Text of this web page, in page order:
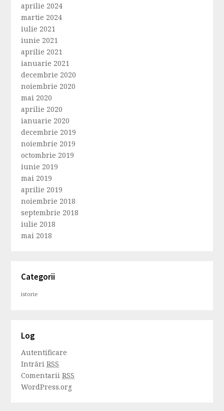
aprilie 2024
martie 2024
iulie 2021
iunie 2021
aprilie 2021
ianuarie 2021
decembrie 2020
noiembrie 2020
mai 2020
aprilie 2020
ianuarie 2020
decembrie 2019
noiembrie 2019
octombrie 2019
iunie 2019
mai 2019
aprilie 2019
noiembrie 2018
septembrie 2018
iulie 2018
mai 2018
Categorii
istorie
Log
Autentificare
IntrăriRSS
ComentariiRSS
WordPress.org